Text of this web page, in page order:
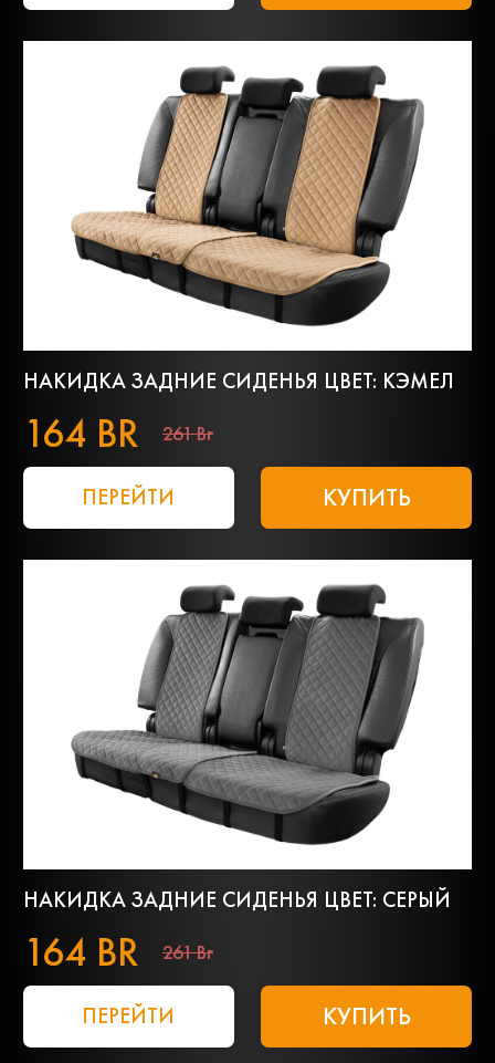
НАКИДКА ЗАДНИЕ СИДЕНЬЯ ЦВЕТ: КЭМЕЛ
164 BR 261 Br
ПЕРЕЙТИ КУПИТЬ
НАКИДКА ЗАДНИЕ СИДЕНЬЯ ЦВЕТ: СЕРЫЙ
164 BR 261 Br
ПЕРЕЙТИ КУПИТЬ